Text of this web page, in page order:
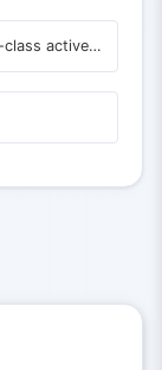
AI tutoring outperforms in-class active learning